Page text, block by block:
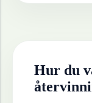
Hur du